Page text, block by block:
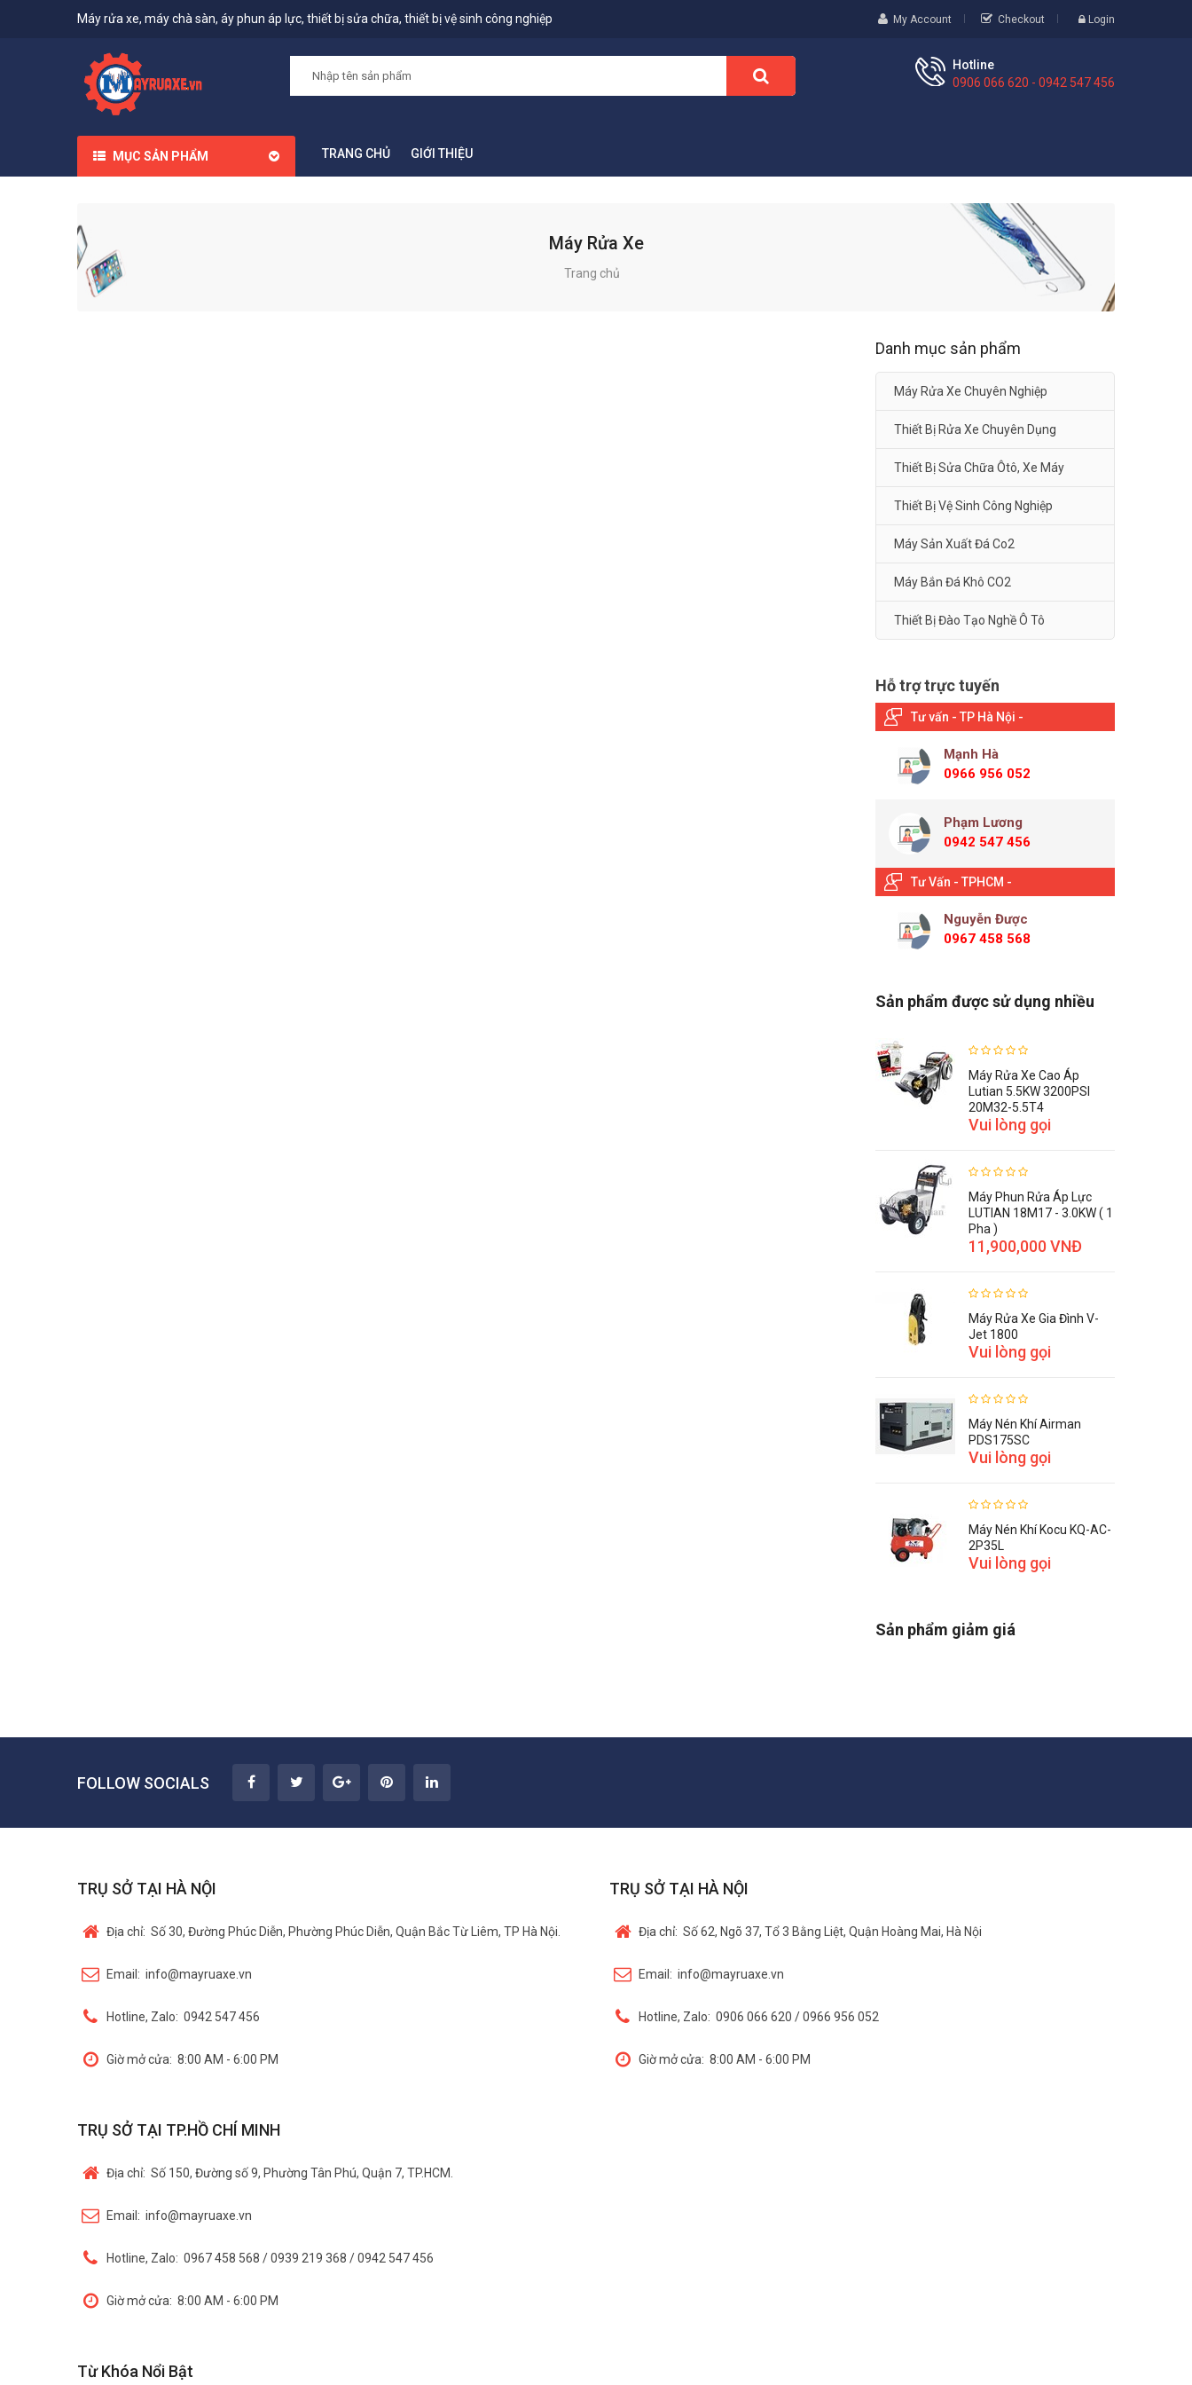
Máy rửa xe, máy chà sàn, áy phun áp lực, thiết bị sửa chữa, thiết bị vệ sinh công nghiệp My Account Checkout Login
Hotline
0906 066 620 - 0942 547 456
MỤC SẢN PHẨM TRANG CHỦ GIỚI THIỆU
Máy Rửa Xe
Trang chủ
Danh mục sản phẩm
Máy Rửa Xe Chuyên Nghiệp
Thiết Bị Rửa Xe Chuyên Dụng
Thiết Bị Sửa Chữa Ôtô, Xe Máy
Thiết Bị Vệ Sinh Công Nghiệp
Máy Sản Xuất Đá Co2
Máy Bắn Đá Khô CO2
Thiết Bị Đào Tạo Nghề Ô Tô
Hỗ trợ trực tuyến
Tư vấn - TP Hà Nội -
Mạnh Hà
0966 956 052
Phạm Lương
0942 547 456
Tư Vấn - TPHCM -
Nguyễn Được
0967 458 568
Sản phẩm được sử dụng nhiều
Máy Rửa Xe Cao Áp
Lutian 5.5KW 3200PSI
20M32-5.5T4
Vui lòng gọi
Máy Phun Rửa Áp Lực
LUTIAN 18M17 - 3.0KW ( 1
Pha )
11,900,000 VNĐ
Máy Rửa Xe Gia Đình V-
Jet 1800
Vui lòng gọi
Máy Nén Khí Airman
PDS175SC
Vui lòng gọi
Máy Nén Khí Kocu KQ-AC-
2P35L
Vui lòng gọi
Sản phẩm giảm giá
FOLLOW SOCIALS
TRỤ SỞ TẠI HÀ NỘI
Địa chỉ: Số 30, Đường Phúc Diễn, Phường Phúc Diễn, Quận Bắc Từ Liêm, TP Hà Nội.
Email: info@mayruaxe.vn
Hotline, Zalo: 0942 547 456
Giờ mở cửa: 8:00 AM - 6:00 PM
TRỤ SỞ TẠI HÀ NỘI
Địa chỉ: Số 62, Ngõ 37, Tổ 3 Bằng Liệt, Quận Hoàng Mai, Hà Nội
Email: info@mayruaxe.vn
Hotline, Zalo: 0906 066 620 / 0966 956 052
Giờ mở cửa: 8:00 AM - 6:00 PM
TRỤ SỞ TẠI TP.HỒ CHÍ MINH
Địa chỉ: Số 150, Đường số 9, Phường Tân Phú, Quận 7, TP.HCM.
Email: info@mayruaxe.vn
Hotline, Zalo: 0967 458 568 / 0939 219 368 / 0942 547 456
Giờ mở cửa: 8:00 AM - 6:00 PM
Từ Khóa Nổi Bật